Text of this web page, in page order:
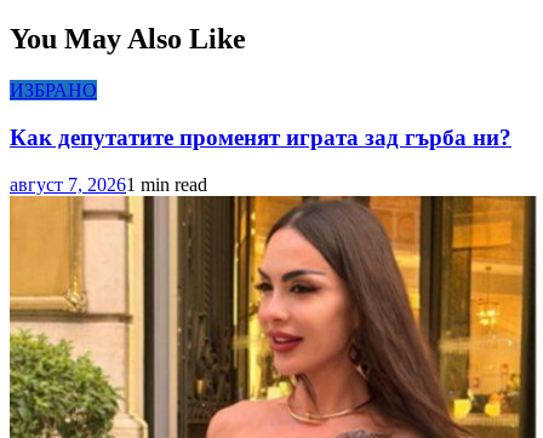
You May Also Like
ИЗБРАНО
Как депутатите променят играта зад гърба ни?
август 7, 20261 min read